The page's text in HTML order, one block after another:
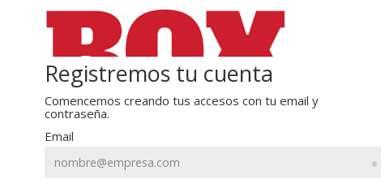
Registremos tu cuenta
Comencemos creando tus accesos con tu email y
contraseña.
Email
•